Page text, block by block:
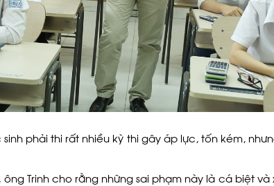
phải thi rất nhiều kỳ thi gây áp lực, tốn kém,
Trinh cho rằng những sai phạm này là cá biệt